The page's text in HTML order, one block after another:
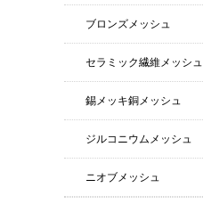
ブロンズメッシュ
セラミック繊維メッシュ
錫メッキ銅メッシュ
ジルコニウムメッシュ
ニオブメッシュ